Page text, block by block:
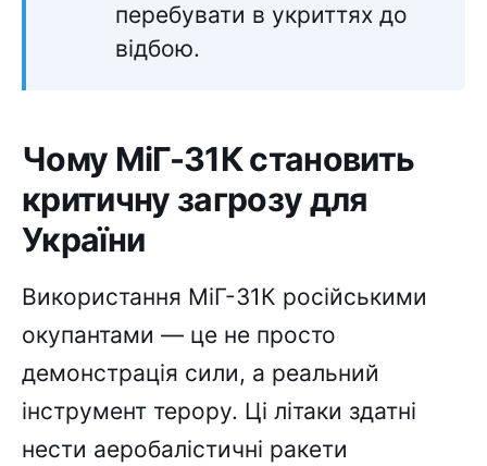
перебувати в укриттях до
відбою.
Чому МіГ-31К становить
критичну загрозу для
України
Використання МіГ-31К російськими
окупантами — це не просто
демонстрація сили, а реальний
інструмент терору. Ці літаки здатні
нести аеробалістичні ракети